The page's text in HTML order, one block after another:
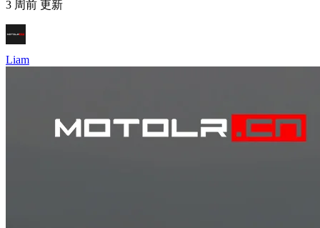
3 周前 更新
Liam